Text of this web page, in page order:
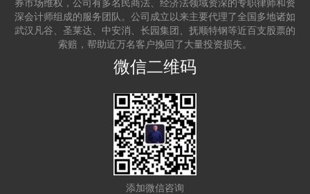
券市场维权，公司有多名民商法、经济法领域资深的专职律师和资
深会计师组成的服务团队。公司成立以来主要代理了全国多地诸如
武汉凡谷、圣莱达、中安消、长园集团、抚顺特钢等近百支股票的
索赔，帮助近万名客户挽回了大量投资损失。
微信二维码
添加微信咨询